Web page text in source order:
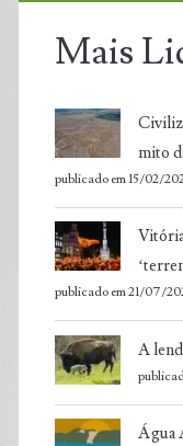
Mais
mito
publicado em 15/02/
publicado em 21/07/
A
Água